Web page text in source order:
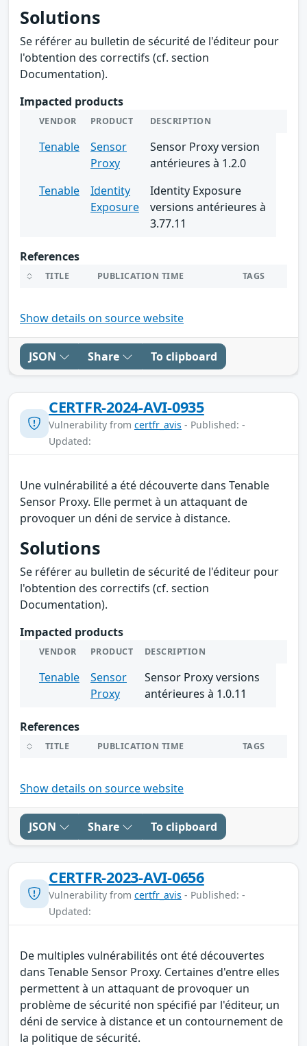
Solutions
Se référer au bulletin de sécurité de l'éditeur pour
l'obtention des correctifs (cf. section
Documentation).
Impacted products
VENDOR PRODUCT DESCRIPTION
Tenable
Sensor
Proxy
Sensor Proxy version
antérieures à 1.2.0
Tenable
Identity
Exposure
Identity Exposure
versions antérieures à
3.77.11
References
TITLE PUBLICATION TIME TAGS
Show details on source website
JSON Share To clipboard
CERTFR-2024-AVI-0935
Vulnerability from certfr_avis - Published: -
Updated:
Une vulnérabilité a été découverte dans Tenable
Sensor Proxy. Elle permet à un attaquant de
provoquer un déni de service à distance.
Solutions
Se référer au bulletin de sécurité de l'éditeur pour
l'obtention des correctifs (cf. section
Documentation).
Impacted products
VENDOR PRODUCT DESCRIPTION
Tenable
Sensor
Proxy
Sensor Proxy versions
antérieures à 1.0.11
References
TITLE PUBLICATION TIME TAGS
Show details on source website
JSON Share To clipboard
CERTFR-2023-AVI-0656
Vulnerability from certfr_avis - Published: -
Updated:
De multiples vulnérabilités ont été découvertes
dans Tenable Sensor Proxy. Certaines d'entre elles
permettent à un attaquant de provoquer un
problème de sécurité non spécifié par l'éditeur, un
déni de service à distance et un contournement de
la politique de sécurité.